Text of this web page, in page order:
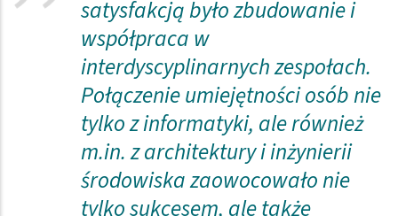
satysfakcją było zbudowanie i
współpraca w
interdyscyplinarnych zespołach.
Połączenie umiejętności osób nie
tylko z informatyki, ale również
m.in. z architektury i inżynierii
środowiska zaowocowało nie
tylko sukcesem, ale także